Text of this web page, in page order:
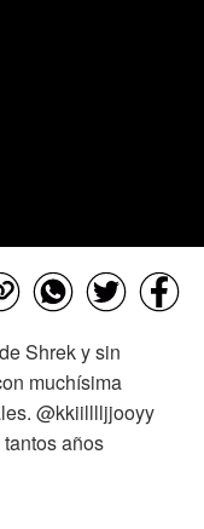
Shrek y sin
muchísima
@kkiilllljjooyy
años